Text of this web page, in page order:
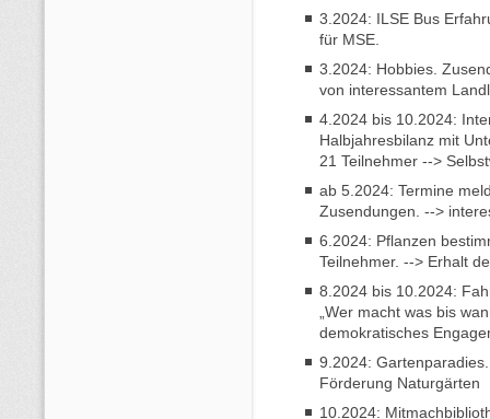
3.2024: ILSE Bus
für MSE.
3.2024: Hobbies.
von interessantem
4.2024 bis 10.2024:
Halbjahresbilanz mit
21 Teilnehmer -->
ab 5.2024: Termine
Zusendungen. -->
6.2024: Pflanzen
Teilnehmer. --> Erhalt
8.2024 bis 10.2024:
„Wer macht was bis
demokratisches
9.2024:
Förderung Naturgärten
10.2024: